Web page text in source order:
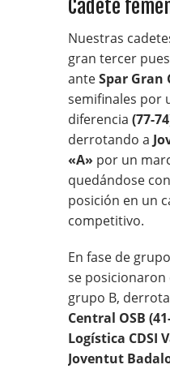
Cadete
Nuestras
gran tercer
anteSpar Gran
semifinales por
diferencia (77-
derrotando a
«A» por un
quedándose
posición en un
competitivo.
En fase de
se
grupo B,
Central OSB
Logística CDSI
Joventut